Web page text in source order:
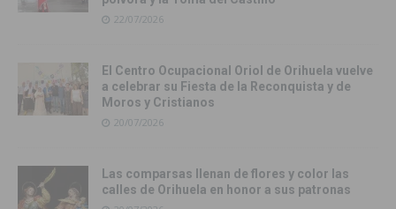
22/07/2026
El Centro Ocupacional Oriol de Orihuela vuelve
a celebrar su Fiesta de la Reconquista y de
Moros y Cristianos
20/07/2026
Las comparsas llenan de flores y color las
calles de Orihuela en honor a sus patronas